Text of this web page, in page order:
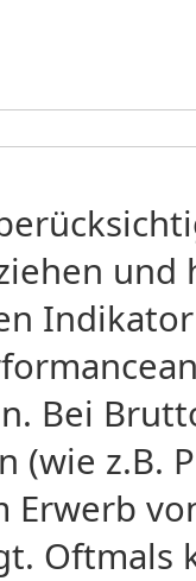
Bei
(wie z.B.
Erwerb
Oftmals